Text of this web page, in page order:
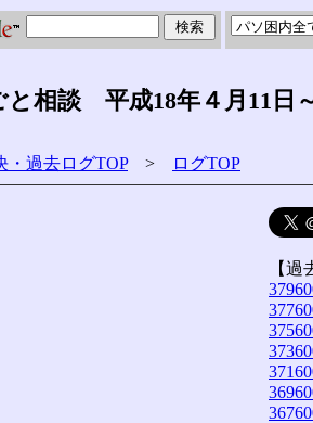
相談 平成18年４月11日
・過去ログTOP> ログTOP
【